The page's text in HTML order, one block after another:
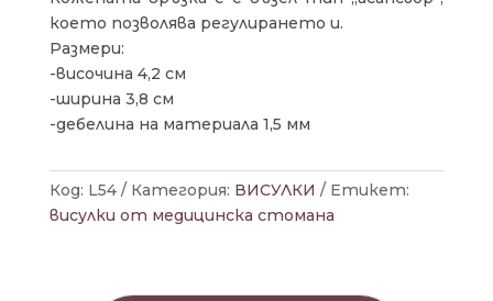
което позволява регулирането и.
Размери:
-височина 4,2 см
-ширина 3,8 см
-дебелина на материала 1,5 мм
Код: L54 Категория: ВИСУЛКИ
Етикет:
висулки от медицинска стомана